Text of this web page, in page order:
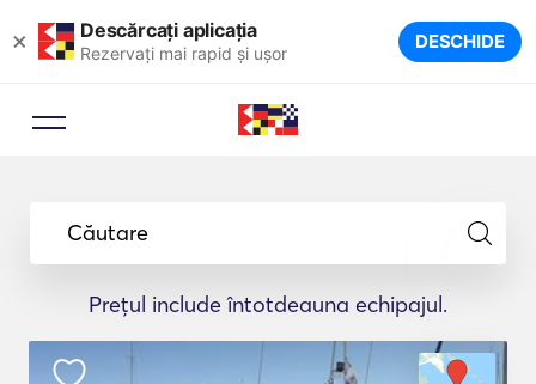
× Descărcați aplicația
Rezervați mai rapid și ușor DESCHIDE
Căutare
Prețul include întotdeauna echipajul.